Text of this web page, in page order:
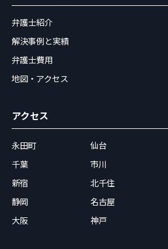
弁護士紹介
解決事例と実績
弁護士費用
地図・アクセス
アクセス
永田町 仙台
千葉
市川
新宿
北千住
静岡
名古屋
大阪
神戸